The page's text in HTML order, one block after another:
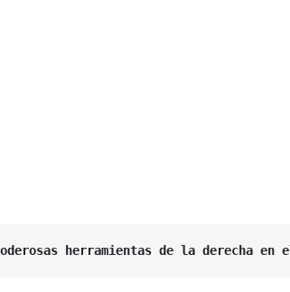
herramientas de la derecha